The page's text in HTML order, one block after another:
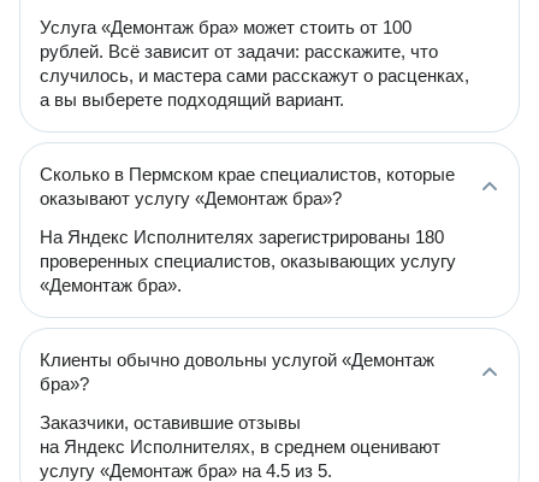
Услуга «Демонтаж бра» может стоить от 100
рублей. Всё зависит от задачи: расскажите, что
случилось, и мастера сами расскажут о расценках,
а вы выберете подходящий вариант.
Сколько в Пермском крае специалистов, которые
оказывают услугу «Демонтаж бра»?
На Яндекс Исполнителях зарегистрированы 180
проверенных специалистов, оказывающих услугу
«Демонтаж бра».
Клиенты обычно довольны услугой «Демонтаж
бра»?
Заказчики, оставившие отзывы
на Яндекс Исполнителях, в среднем оценивают
услугу «Демонтаж бра» на 4.5 из 5.